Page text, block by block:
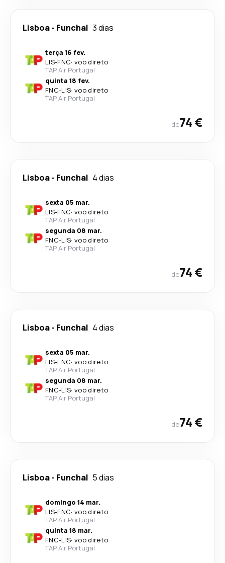
Lisboa- Funchal 3 dias
terça 16 fev.
LIS-FNC· voo direto
TAP Air Portugal
quinta 18 fev.
FNC-LIS· voo direto
TAP Air Portugal
de74 €
Lisboa- Funchal 4 dias
sexta 05 mar.
LIS-FNC· voo direto
TAP Air Portugal
segunda 08 mar.
FNC-LIS· voo direto
TAP Air Portugal
de74 €
Lisboa- Funchal 4 dias
sexta 05 mar.
LIS-FNC· voo direto
TAP Air Portugal
segunda 08 mar.
FNC-LIS· voo direto
TAP Air Portugal
de74 €
Lisboa- Funchal 5 dias
domingo 14 mar.
LIS-FNC· voo direto
TAP Air Portugal
quinta 18 mar.
FNC-LIS· voo direto
TAP Air Portugal